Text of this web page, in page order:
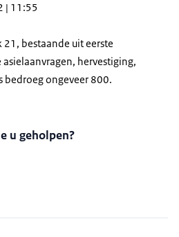
| 11:55
bestaande uit eerste
hervestiging,
bedroeg ongeveer 800.
u geholpen?